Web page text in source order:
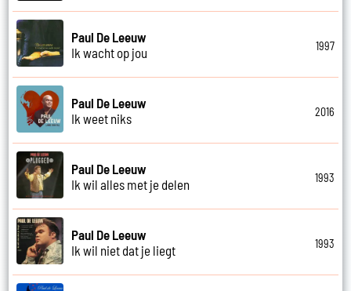
Paul De Leeuw
Ik wacht op jou
1997
Paul De Leeuw
Ik weet niks
2016
Paul De Leeuw
Ik wil alles met je delen
1993
Paul De Leeuw
Ik wil niet dat je liegt
1993